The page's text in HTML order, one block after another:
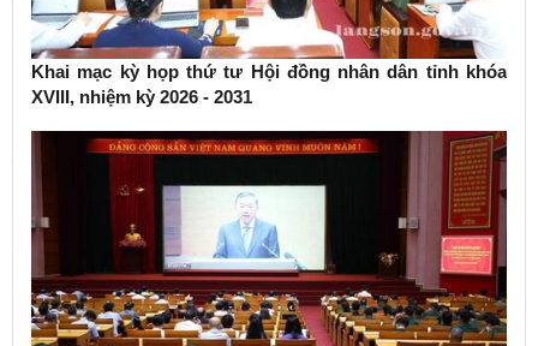
Khai mạc kỳ họp thứ tư Hội đồng nhân dân tỉnh khóa
XVIII, nhiệm kỳ 2026 - 2031